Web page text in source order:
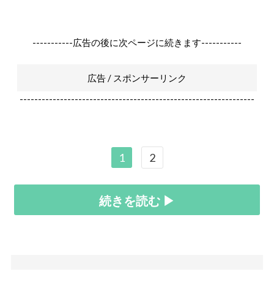
-----------広告の後に次ページに続きます-----------
広告 / スポンサーリンク
----------------------------------------------------------------
1 2
続きを読む ▶